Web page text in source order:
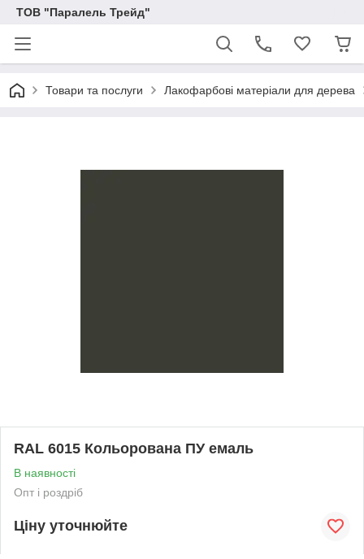
ТОВ "Паралель Трейд"
Товари та послуги Лакофарбові матеріали для дерева
RAL 6015 Кольорована ПУ емаль
В наявності
Опт і роздріб
Ціну уточнюйте